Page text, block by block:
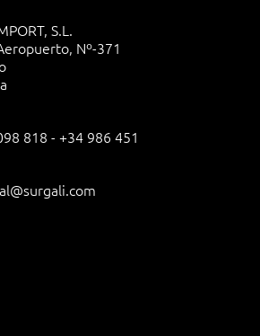
S.L.
Nº-371
818 - +34 986 451